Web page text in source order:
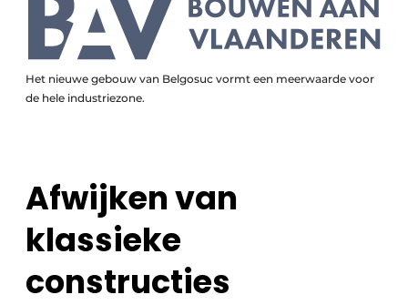
Het nieuwe gebouw van Belgosuc vormt een meerwaarde voor
de hele industriezone.
Afwijken van
klassieke
constructies